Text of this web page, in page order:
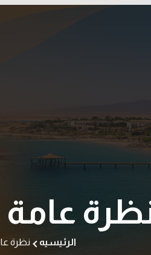
عامة
الرئيسيه نظرة